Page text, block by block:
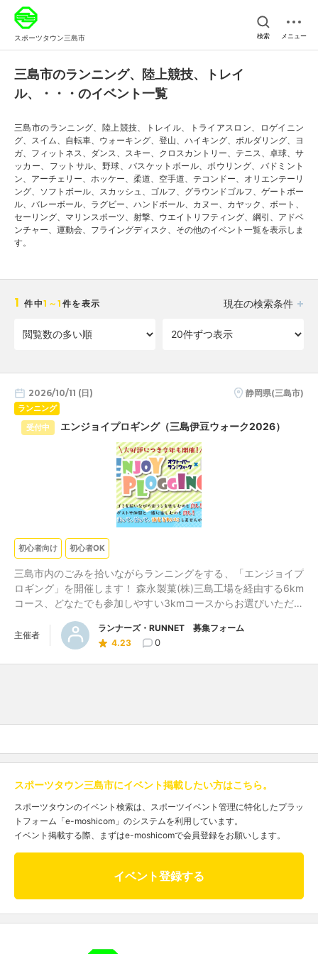
スポーツタウン三島市 検索 メニュー
三島市のランニング、陸上競技、トレイ
ル、・・・のイベント一覧
三島市のランニング、陸上競技、トレイル、トライアスロン、ロゲイニン
グ、スイム、自転車、ウォーキング、登山、ハイキング、ボルダリング、ヨ
ガ、フィットネス、ダンス、スキー、クロスカントリー、テニス、卓球、サ
ッカー、フットサル、野球、バスケットボール、ボウリング、バドミント
ン、アーチェリー、ホッケー、柔道、空手道、テコンドー、オリエンテーリ
ング、ソフトボール、スカッシュ、ゴルフ、グラウンドゴルフ、ゲートボー
ル、バレーボール、ラグビー、ハンドボール、カヌー、カヤック、ボート、
セーリング、マリンスポーツ、射撃、ウエイトリフティング、綱引、アドベ
ンチャー、運動会、フライングディスク、その他のイベント一覧を表示しま
す。
1 件中1～1 件を表示 現在の検索条件
2026/10/11 (日) 静岡県(三島市)
ランニング
受付中
エンジョイプロギング（三島伊豆ウォーク2026）
初心者向け 初心者OK
三島市内のごみを拾いながらランニングをする、「エンジョイプ
ロギング」を開催します！ 森永製菓(株)三島工場を経由する6km
コース、どなたでも参加しやすい3kmコースからお選びいただけ
主催者
ランナーズ・RUNNET 募集フォーム
4.23
0
スポーツタウン三島市にイベント掲載したい方はこちら。
スポーツタウンのイベント検索は、スポーツイベント管理に特化したプラッ
トフォーム「e-moshicom」のシステムを利用しています。
イベント掲載する際、まずはe-moshicomで会員登録をお願いします。
イベント登録する